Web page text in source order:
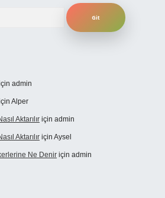
admin
Alper
Aktarılır için admin
Aktarılır için Aysel
Ne Denir için admin